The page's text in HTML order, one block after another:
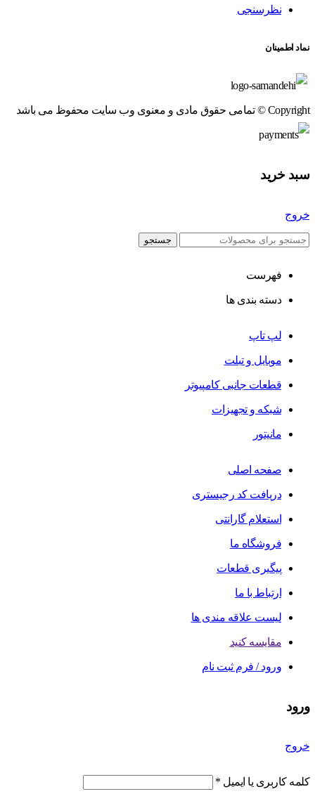
نظرسنجی
نماد اطمینان
Copyright © تمامی حقوق مادی و معنوی وب سایت محفوظ می باشد
سبد خرید
خروج
جستجو
فهرست
دسته بندی ها
لپ تاپ
موبایل و تبلت
قطعات جانبی کامپیوتر
شبکه و تجهیزات
مانیتور
صفحه اصلی
دریافت کد رجیستری
استعلام گارانتی
فروشگاه ما
پیگیری قطعات
ارتباط با ما
لیست علاقه مندی ها
مقایسه کنید
ورود / فرم ثبت نام
ورود
خروج
کلمه کاربری یا ایمیل *